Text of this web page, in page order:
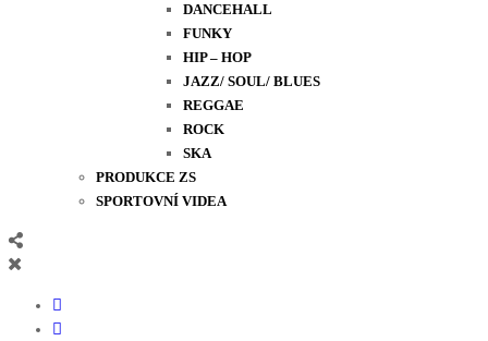
DANCEHALL
FUNKY
HIP – HOP
JAZZ/ SOUL/ BLUES
REGGAE
ROCK
SKA
PRODUKCE ZS
SPORTOVNÍ VIDEA